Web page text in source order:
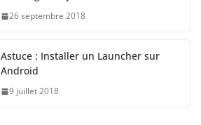
26 septembre 2018
Astuce : Installer un Launcher sur
Android
9 juillet 2018